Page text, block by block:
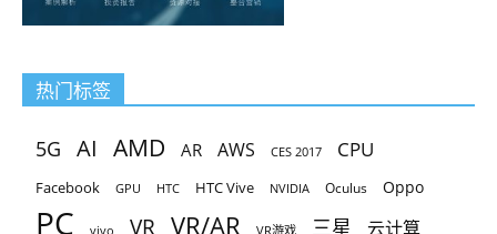
热门标签
5G AI AMD AR AWS CES 2017 CPU
Facebook GPU HTC HTC Vive NVIDIA Oculus Oppo
PC vivo VR VR/AR VR游戏 三星 云计算